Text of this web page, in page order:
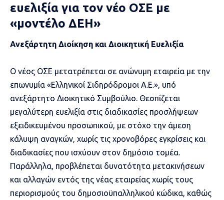
ευελιξία για τον νέο ΟΣΕ με
«μοντέλο ΔΕΗ»
Ανεξάρτητη Διοίκηση και Διοικητική Ευελιξία
Ο νέος ΟΣΕ μετατρέπεται σε ανώνυμη εταιρεία με την
επωνυμία «Ελληνικοί Σιδηρόδρομοι Α.Ε.», υπό
ανεξάρτητο Διοικητικό Συμβούλιο. Θεσπίζεται
μεγαλύτερη ευελιξία στις διαδικασίες προσλήψεων
εξειδικευμένου προσωπικού, με στόχο την άμεση
κάλυψη αναγκών, χωρίς τις χρονοβόρες εγκρίσεις και
διαδικασίες που ισχύουν στον δημόσιο τομέα.
Παράλληλα, προβλέπεται δυνατότητα μετακινήσεων
και αλλαγών εντός της νέας εταιρείας χωρίς τους
περιορισμούς του δημοσιοϋπαλληλικού κώδικα, καθώς